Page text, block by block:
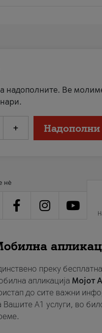
надополните. Ве
+ Надополни
нè
преку
апликација Мојот
до сите важни
Вашите A1 услуги, во